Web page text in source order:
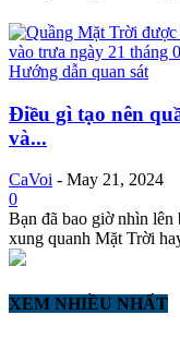
Hướng dẫn quan sát
Điều gì tạo nên
và...
CaVoi - May 21, 2024
0
Bạn đã bao giờ nhìn lên
xung quanh Mặt Trời
XEM NHIỀU NHẤT